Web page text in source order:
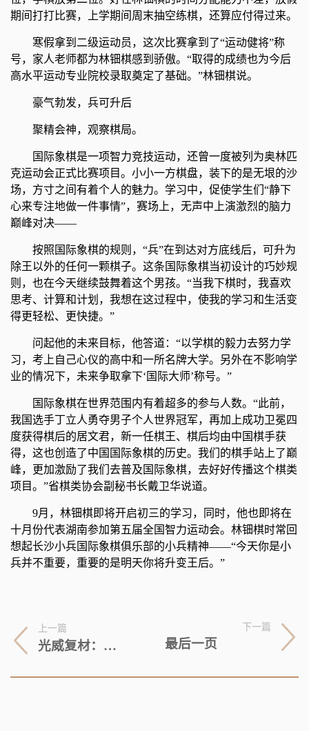
期间打打比赛，上学期间周末抽空练棋，还算应付得过来。
寒假拿到二级运动员，这次比赛拿到了“运动健将”称
号，家人老师都为林钿棋感到骄傲。“取得的成绩也为今后
高水平运动专业院校录取奠定了基础。”林钿棋说。
豪气勃发，兵可升后
聚精会神，观察棋局。
国际象棋是一项智力竞技运动，还曾一度被列为奥林匹
克运动会正式比赛项目。小小一方棋盘，装下的是无垠的沙
场，方寸之间有着个人的魅力。学习中，促使学生们“静下
心来专注地做一件事情”，赛场上，无声中上演激烈的脑力
巅峰对决——
按照国际象棋的规则，“兵”在到达对方底线后，可升为
除王以外的任何一颗棋子。这条国际象棋当初设计的巧妙规
则，也在今天继续鼓舞着这个男孩。“当我下棋时，我喜欢
思考、计算和计划，我想在这过程中，使我的学习和生活变
得更轻松、更快捷。”
问起他的未来目标，他答道：“以学棋的毅力去努力学
习，考上自己心仪的高中和一所名牌大学。另外在不影响学
业的情况下，未来争取拿下‘国际大师’称号。”
国际象棋在世界范围内有着超多的参与人数。“此前，
我国选手丁立人勇夺男子个人世界冠军，再加上成功卫冕四
度获得棋后的居文君，新一任棋王、棋后均由中国棋手获
得，这也创造了中国国际象棋的历史。我们的棋手站上了巅
峰，更加激励了我们去普及国际象棋，去好好传播这个棋类
项目。”省棋类协会副秘书长戴卫华说道。
9月，林钿棋即将开启初三的学习，同时，他也即将在
十月份代表湖南参加第五届全国智力运动会。林钿棋时常回
想起长沙小兵国际象棋俱乐部的小兵精神——“今天你是小
兵并不重要，重要的是明天你将升变王后。”
上一篇
光威复材：上半年净利润4.13亿元 同比降18.25%
下一篇
最后一页